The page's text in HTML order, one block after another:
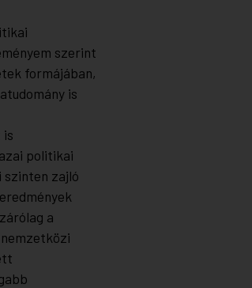
szerint
formájában,
is
is
politikai
szinten zajló
a